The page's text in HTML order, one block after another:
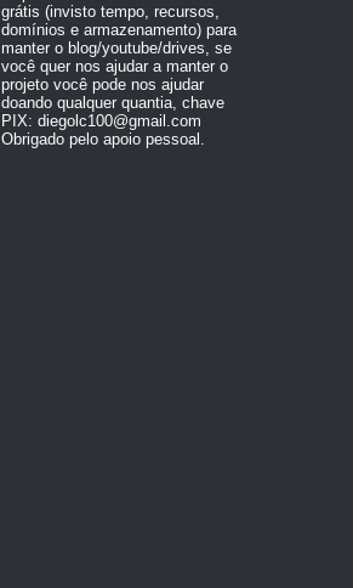
grátis (invisto tempo, recursos,
domínios e armazenamento) para
manter o blog/youtube/drives, se
você quer nos ajudar a manter o
projeto você pode nos ajudar
doando qualquer quantia, chave
PIX: diegolc100@gmail.com
Obrigado pelo apoio pessoal.